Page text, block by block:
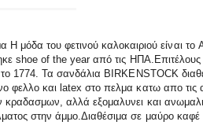
του φετινού καλοκαιριού είναι το
shoe of the year από τις
1774. Τα σανδάλια BIRKENSTOCK
φελλο και latex στο πελμα κατω απο
κραδασμων, αλλά εξομαλυνει και
στην άμμο.Διαθέσιμα σε μαύρο